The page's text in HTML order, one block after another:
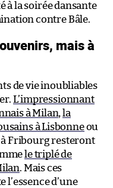
à la soirée dansante
contre Bâle.
mais à
de vie inoubliables
L’impressionnant
à Milan, la
à Lisbonneou
à Fribourg resteront
le triplé de
. Mais ces
l’essence d’une